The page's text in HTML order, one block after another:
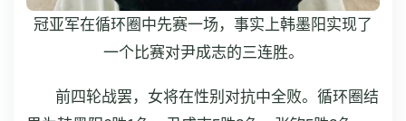
冠亚军在循环圈中先赛一场，事实上韩墨阳实现了
一个比赛对尹成志的三连胜。
前四轮战罢，女将在性别对抗中全败。循环圈结